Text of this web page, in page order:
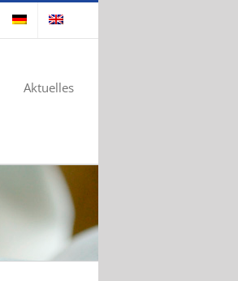
Aktuelles